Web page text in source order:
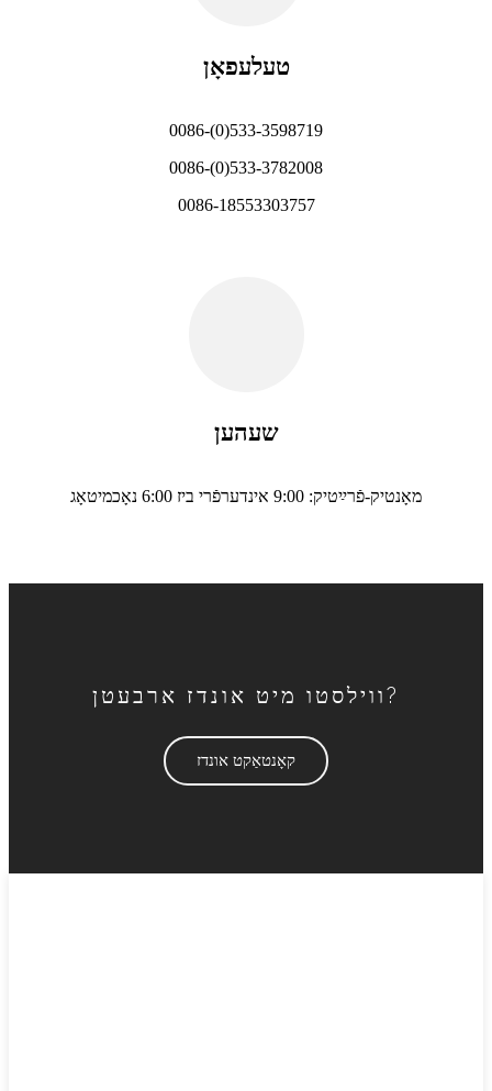
טעלעפאָן
0086-(0)533-3598719
0086-(0)533-3782008
0086-18553303757
שעהען
מאָנטיק-פֿרײַטיק: 9:00 אינדערפֿרי ביז 6:00 נאָכמיטאָג
ווילסטו מיט אונדז ארבעטן?
קאָנטאַקט אונדז